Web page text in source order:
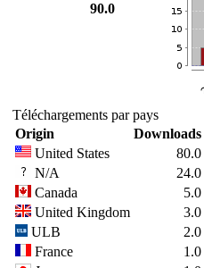
90.0
Téléchargements par pays
Origin
Downloads
United States
80.0
N/A
24.0
Canada
5.0
United Kingdom
3.0
ULB
2.0
France
1.0